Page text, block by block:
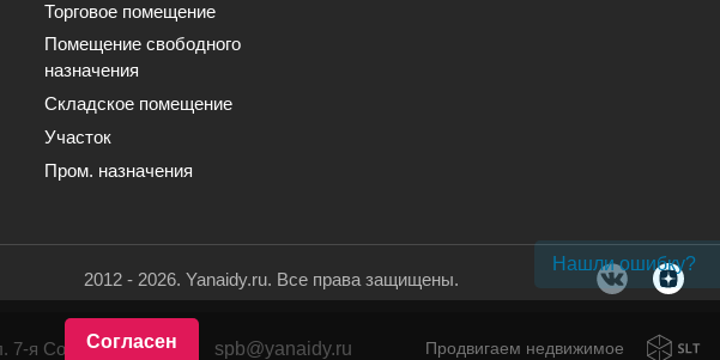
Согласен
Нашли ошибку?
Торговое помещение
Помещение свободного
назначения
Складское помещение
Участок
Пром. назначения
2012 - 2026. Yanaidy.ru. Все права защищены.
7-я Советская, 16 spb@yanaidy.ru Продвигаем недвижимое